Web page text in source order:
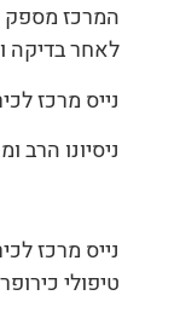
המרכז מספק
לאחר בדיקה
נייס מרכז
ניסיונו
נייס מרכז
טיפולי